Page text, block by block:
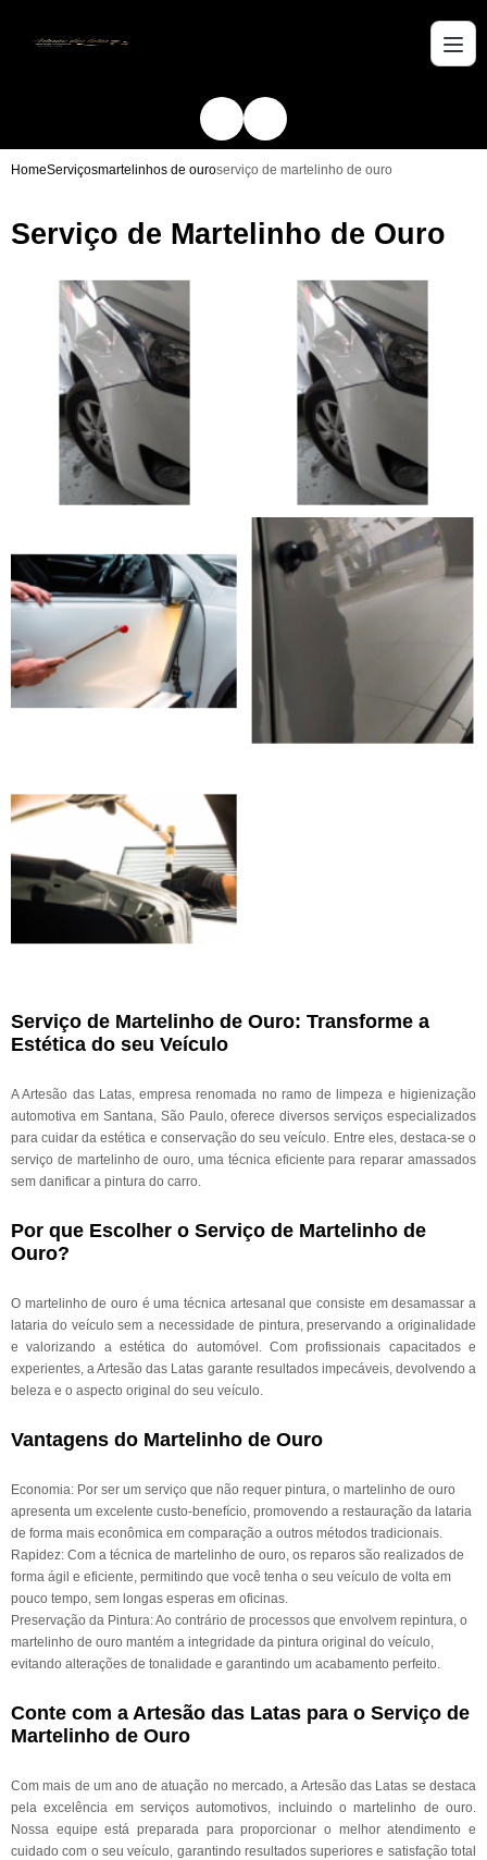
HomeServiçosmartelinhos de ouroserviço de martelinho de ouro
Serviço de Martelinho de Ouro
Serviço de Martelinho de Ouro: Transforme a
Estética do seu Veículo
A Artesão das Latas, empresa renomada no ramo de limpeza e higienização
automotiva em Santana, São Paulo, oferece diversos serviços especializados
para cuidar da estética e conservação do seu veículo. Entre eles, destaca-se o
serviço de martelinho de ouro, uma técnica eficiente para reparar amassados
sem danificar a pintura do carro.
Por que Escolher o Serviço de Martelinho de
Ouro?
O martelinho de ouro é uma técnica artesanal que consiste em desamassar a
lataria do veículo sem a necessidade de pintura, preservando a originalidade
e valorizando a estética do automóvel. Com profissionais capacitados e
experientes, a Artesão das Latas garante resultados impecáveis, devolvendo a
beleza e o aspecto original do seu veículo.
Vantagens do Martelinho de Ouro
Economia: Por ser um serviço que não requer pintura, o martelinho de ouro
apresenta um excelente custo-benefício, promovendo a restauração da lataria
de forma mais econômica em comparação a outros métodos tradicionais.
Rapidez: Com a técnica de martelinho de ouro, os reparos são realizados de
forma ágil e eficiente, permitindo que você tenha o seu veículo de volta em
pouco tempo, sem longas esperas em oficinas.
Preservação da Pintura: Ao contrário de processos que envolvem repintura, o
martelinho de ouro mantém a integridade da pintura original do veículo,
evitando alterações de tonalidade e garantindo um acabamento perfeito.
Conte com a Artesão das Latas para o Serviço de
Martelinho de Ouro
Com mais de um ano de atuação no mercado, a Artesão das Latas se destaca
pela excelência em serviços automotivos, incluindo o martelinho de ouro.
Nossa equipe está preparada para proporcionar o melhor atendimento e
cuidado com o seu veículo, garantindo resultados superiores e satisfação total